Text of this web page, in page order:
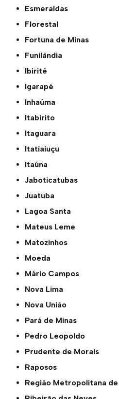
Esmeraldas
Florestal
Fortuna de Minas
Funilândia
Ibirité
Igarapé
Inhaúma
Itabirito
Itaguara
Itatiaiuçu
Itaúna
Jaboticatubas
Juatuba
Lagoa Santa
Mateus Leme
Matozinhos
Moeda
Mário Campos
Nova Lima
Nova União
Pará de Minas
Pedro Leopoldo
Prudente de Morais
Raposos
Região Metropolitana